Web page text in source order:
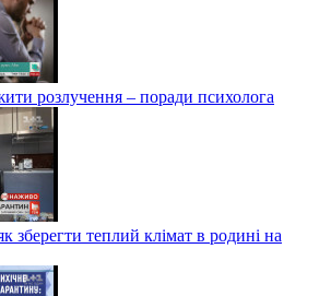
розлучення – поради психолога
зберегти теплий клімат в родині на